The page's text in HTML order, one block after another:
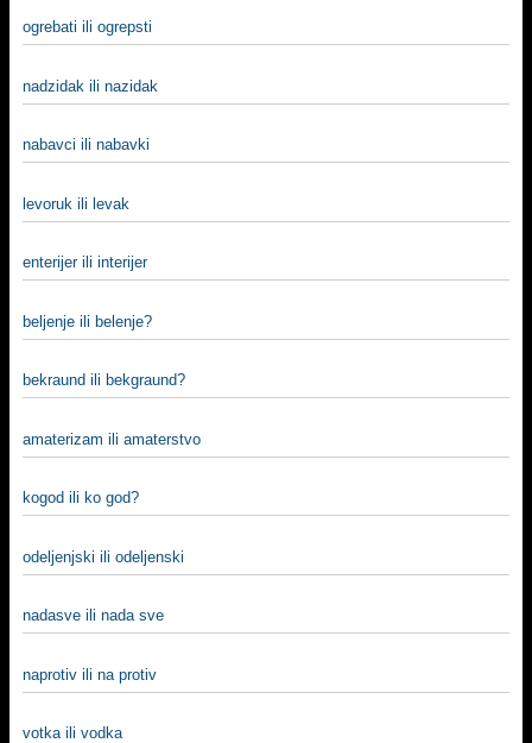
ogrebati ili ogrepsti
nadzidak ili nazidak
nabavci ili nabavki
levoruk ili levak
enterijer ili interijer
beljenje ili belenje?
bekraund ili bekgraund?
amaterizam ili amaterstvo
kogod ili ko god?
odeljenjski ili odeljenski
nadasve ili nada sve
naprotiv ili na protiv
votka ili vodka